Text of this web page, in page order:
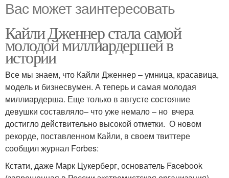
Вас может заинтересовать
Кайли Дженнер стала самой
молодой миллиардершей в
истории
Все мы знаем, что Кайли Дженнер – умница, красавица,
модель и бизнесвумен. А теперь и самая молодая
миллиардерша. Еще только в августе состояние
девушки составляло– что уже немало – но вчера
достигло действительно высокой отметки. О новом
рекорде, поставленном Кайли, в своем твиттере
сообщил журнал Forbes:
Кстати, даже Марк Цукерберг, основатель Facebook